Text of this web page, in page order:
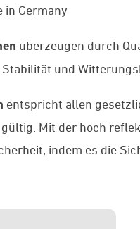
in Germany
überzeugen durch
und
entspricht allen
Mit der hoch
indem es die